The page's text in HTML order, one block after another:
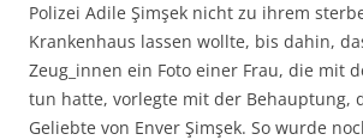
Polizei Adile Şimşek nicht zu ihrem
Krankenhaus lassen wollte, bis dahin,
Zeug_innen ein Foto einer Frau, die mit
tun hatte, vorlegte mit der Behauptung,
Geliebte von Enver Şimşek. So wurde